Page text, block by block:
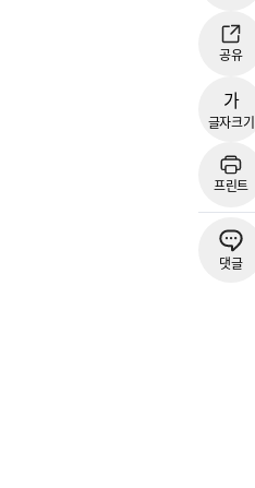
공유
가
글자크기
프린트
댓글